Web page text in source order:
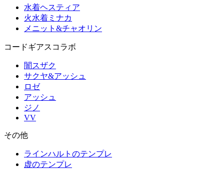
水着ヘスティア
火水着ミナカ
メニット&チャオリン
コードギアスコラボ
闇スザク
サクヤ&アッシュ
ロゼ
アッシュ
ジノ
VV
その他
ラインハルトのテンプレ
虚のテンプレ